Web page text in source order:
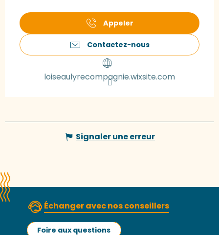
Appeler
Contactez-nous
loiseaulyrecompagnie.wixsite.com
Signaler une erreur
Échanger avec nos conseillers
Foire aux questions